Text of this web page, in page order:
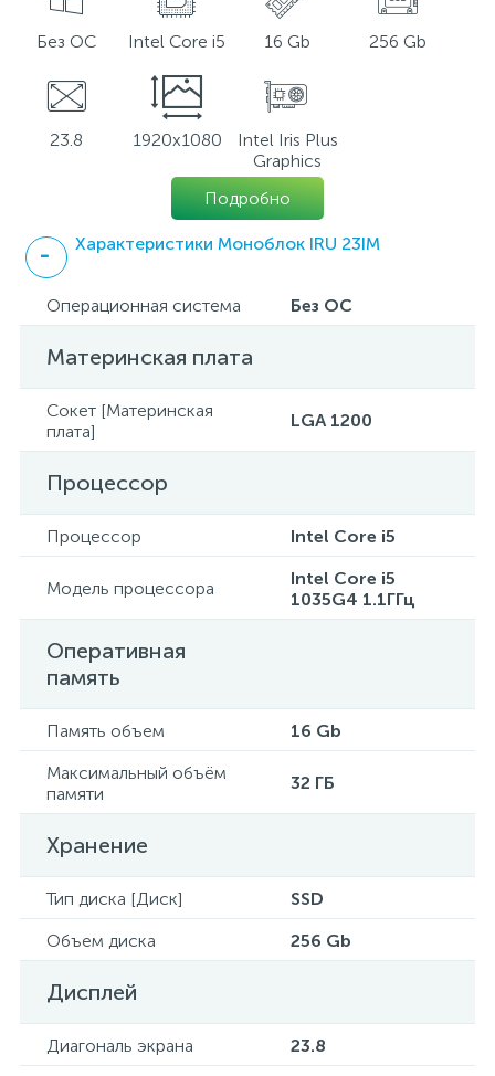
Без ОС Intel Core i5 16 Gb 256 Gb
23.8 1920x1080
Intel Iris Plus
Graphics
Подробно
Характеристики Моноблок IRU 23IM
Операционная система Без ОС
Материнская плата
Сокет [Материнская
плата]
LGA 1200
Процессор
Процессор Intel Core i5
Модель процессора
Intel Core i5
1035G4 1.1ГГц
Оперативная
память
Память объем
16 Gb
Максимальный объём
памяти
32 ГБ
Хранение
Тип диска [Диск]
SSD
Объем диска
256 Gb
Дисплей
Диагональ экрана
23.8